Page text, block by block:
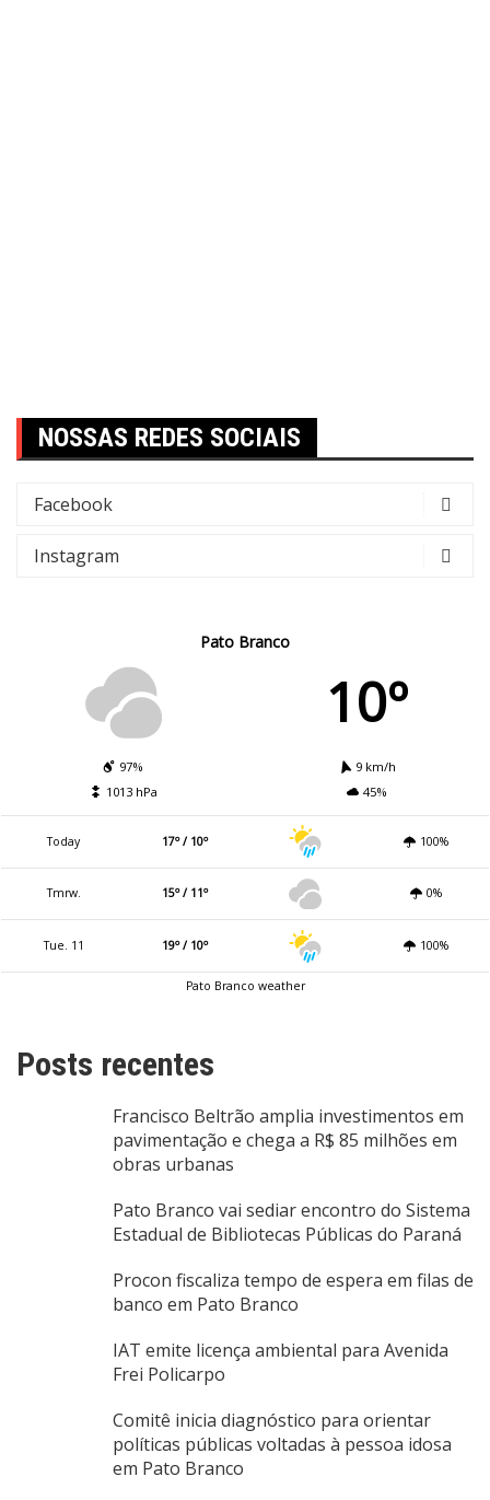
NOSSAS REDES SOCIAIS
Facebook
Instagram
Pato Branco
10º
97%
9 km/h
1013 hPa
45%
Today 17º / 10º 100%
Tmrw. 15º / 11º 0%
Tue. 11 19º / 10º 100%
Pato Branco weather
Posts recentes
Francisco Beltrão amplia investimentos em
pavimentação e chega a R$ 85 milhões em
obras urbanas
Pato Branco vai sediar encontro do Sistema
Estadual de Bibliotecas Públicas do Paraná
Procon fiscaliza tempo de espera em filas de
banco em Pato Branco
IAT emite licença ambiental para Avenida
Frei Policarpo
Comitê inicia diagnóstico para orientar
políticas públicas voltadas à pessoa idosa
em Pato Branco